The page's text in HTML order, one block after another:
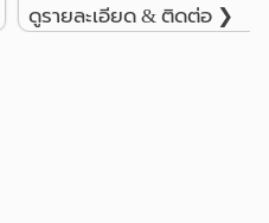
ดูรายละเอียด & ติดต่อ ❯